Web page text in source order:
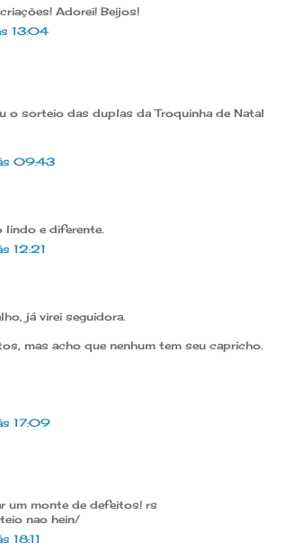
Adorei! Beijos!
13:04
o sorteio das duplas da Troquinha de Natal
09:43
lindo e diferente.
12:21
já virei seguidora.
mas acho que nenhum tem seu capricho.
17:09
um monte de defeitos! rs
nao hein/
18:11